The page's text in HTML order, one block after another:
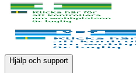
Hjälp och support